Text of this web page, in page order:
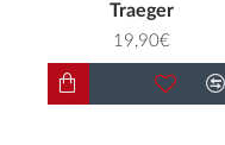
Traeger
19,90€